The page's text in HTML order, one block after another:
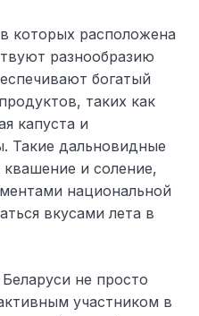
которых расположена
разнообразию
богатый
таких как
капуста и
Такие дальновидные
и соление,
национальной
вкусами лета в
не просто
участником в